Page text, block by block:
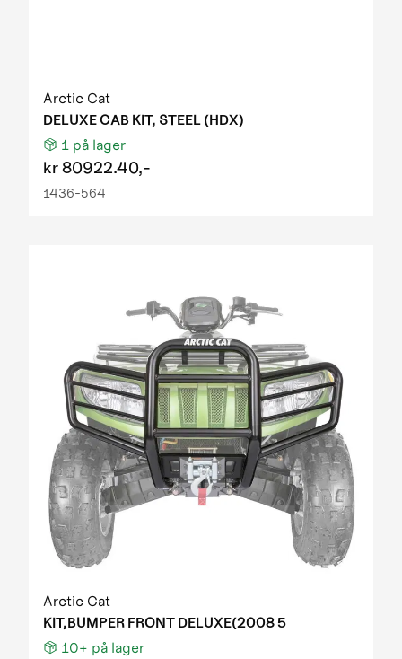
Arctic Cat
DELUXE CAB KIT, STEEL (HDX)
1 på lager
kr80922.40,-
1436-564
Arctic Cat
KIT,BUMPER FRONT DELUXE(2008 5
10+ på lager